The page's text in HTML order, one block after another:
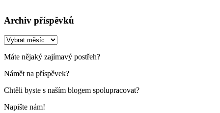
Archiv příspěvků
Archiv
Máte nějaký zajímavý postřeh?
Námět na příspěvek?
Chtěli byste s naším blogem spolupracovat?
Napište nám!